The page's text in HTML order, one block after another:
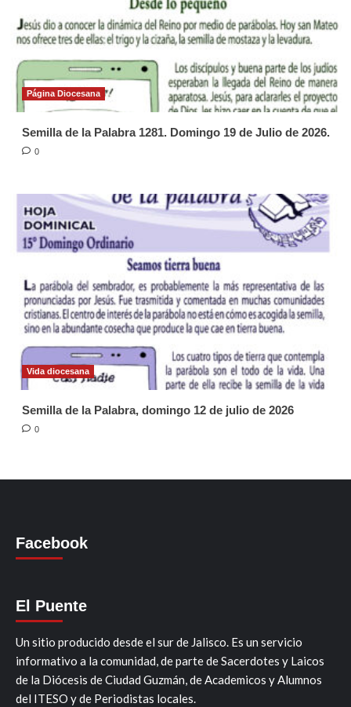
Página Diocesana
Semilla de la Palabra 1281. Domingo 19 de Julio de 2026.
0
Vida diocesana
Semilla de la Palabra, domingo 12 de julio de 2026
0
Facebook
El Puente
Un sitio producido desde el sur de Jalisco. Es un servicio
informativo a la comunidad, de parte de Sacerdotes y Laicos
de la Diócesis de Ciudad Guzmán, de Academicos y Alumnos
del ITESO y de Periodistas locales.